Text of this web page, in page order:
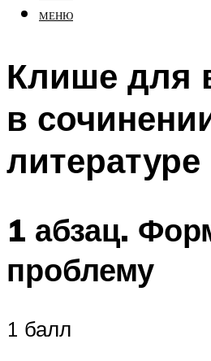
МЕНЮ
Клише для
в
литературе
1 абзац.
проблему
1 балл